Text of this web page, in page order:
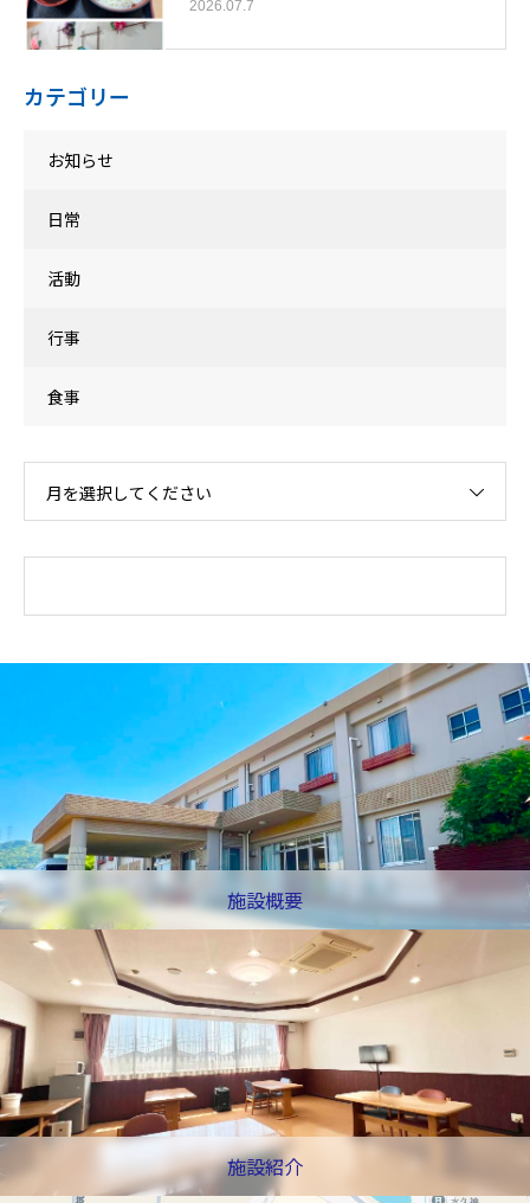
2026.07.7
カテゴリー
お知らせ
日常
活動
行事
食事
月を選択してください
施設概要
施設紹介